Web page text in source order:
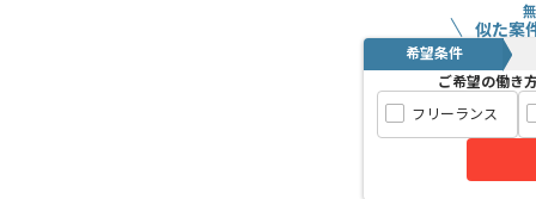
似た案
希望条件
ご希望の働き
フリーランス